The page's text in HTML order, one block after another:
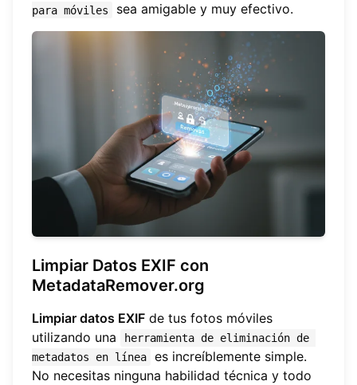
para móviles
sea amigable y muy efectivo.
Limpiar Datos EXIF con
MetadataRemover.org
Limpiar datos EXIF de tus fotos móviles
utilizando una
herramienta de eliminación de
metadatos en línea
es increíblemente simple.
No necesitas ninguna habilidad técnica y todo